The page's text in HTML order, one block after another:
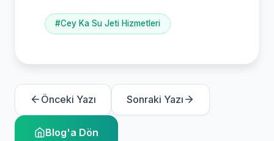
#Cey Ka Su Jeti Hizmetleri
Önceki Yazı Sonraki Yazı
Blog'a Dön